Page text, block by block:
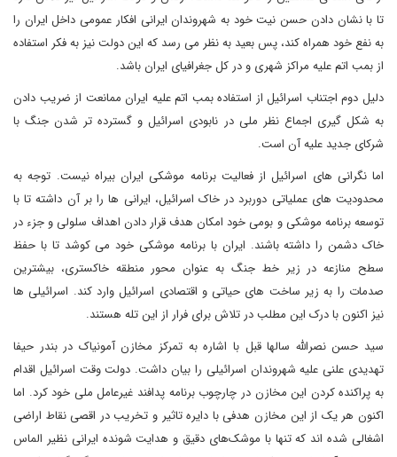
تا با نشان دادن حسن نیت خود به شهروندان ایرانی افکار عمومی داخل ایران را
به نفع خود همراه کند، پس بعید به نظر می رسد که این دولت نیز به فکر استفاده
از بمب اتم علیه مراکز شهری و در کل جغرافیای ایران باشد.
دلیل دوم اجتناب اسرائیل از استفاده بمب اتم علیه ایران ممانعت از ضریب دادن
به شکل گیری اجماع نظر ملی در نابودی اسرائیل و گسترده تر شدن جنگ با
شرکای جدید علیه آن است.
اما نگرانی های اسرائیل از فعالیت برنامه موشکی ایران بیراه نیست. توجه به
محدودیت های عملیاتی دوربرد در خاک اسرائیل، ایرانی ها را بر آن داشته تا با
توسعه برنامه موشکی و بومی خود امکان هدف قرار دادن اهداف سلولی و جزء در
خاک دشمن را داشته باشند. ایران با برنامه موشکی خود می کوشد تا با حفظ
سطح منازعه در زیر خط جنگ به عنوان محور منطقه خاکستری، بیشترین
صدمات را به زیر ساخت های حیاتی و اقتصادی اسرائیل وارد کند. اسرائیلی ها
نیز اکنون با درک این مطلب در تلاش برای فرار از این تله هستند.
سید حسن نصرالله سالها قبل با اشاره به تمرکز مخازن آمونیاک در بندر حیفا
تهدیدی علنی علیه شهروندان اسرائیلی را بیان داشت. دولت وقت اسرائیل اقدام
به پراکنده کردن این مخازن در چارچوب برنامه پدافند غیرعامل ملی خود کرد. اما
اکنون هر یک از این مخازن هدفی با دایره تاثیر و تخریب در اقصی نقاط اراضی
اشغالی شده اند که تنها با موشک‌های دقیق و هدایت شونده ایرانی نظیر الماس